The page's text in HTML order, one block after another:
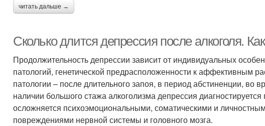
читать дальше →
Сколько длится депрессия после алкоголя.
Продолжительность депрессии зависит от индивидуальных
патологий, генетической предрасположенности к аффективным
патологии – после длительного запоя, в период абстиненции, во
наличии большого стажа алкоголизма депрессия
осложняется психоэмоциональными, соматическими и
повреждениями нервной системы и головного мозга.